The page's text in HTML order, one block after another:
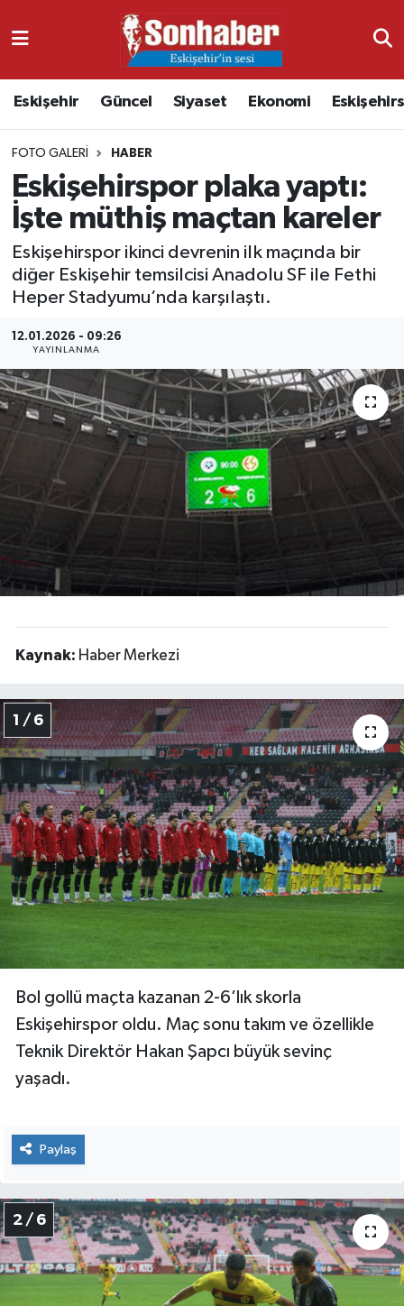
Eskişehir Güncel Siyaset Ekonomi
FOTO GALERI HABER
Eskişehirspor plaka yaptı:
İşte müthiş maçtan kareler
Eskişehirspor ikinci devrenin ilk maçında bir
diğer Eskişehir temsilcisi Anadolu SF ile Fethi
Heper Stadyumu’nda karşılaştı.
12.01.2026 - 09:26
YAYINLANMA
Kaynak: Haber Merkezi
1 / 6
Bol gollü maçta kazanan 2-6’lık skorla
Eskişehirspor oldu. Maç sonu takım ve özellikle
Teknik Direktör Hakan Şapcı büyük sevinç
yaşadı.
Paylaş
2 / 6
Ekonomi
Güncel
Kültür & Sanat
Magazin
Resmi İlanlar
Sağlık
Siyaset
Spor
Nöbetçi Eczaneler
Namaz Vakitleri
Trafik Durumu
Süper Lig Puan Durumu ve Fikstür
Tüm Manşetler
Son Dakika Haberleri
Haber Arşivi